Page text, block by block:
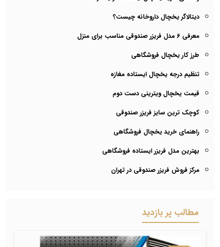
دیتالاگر یخچال داروخانه چیست؟
معرفی 6 مدل فریزر صندوقی مناسب برای منزل
طرز کار یخچال فروشگاهی
تنظیم درجه یخچال ایستاده مغازه
قیمت یخچال ویترینی دست دوم
کوچک ترین سایز فریزر صندوقی
راهنمای خرید یخچال فروشگاهی
بهترین مدل فریزر ایستاده فروشگاهی
مرکز فروش فریزر صندوقی در تهران
مطالب پر بازدید